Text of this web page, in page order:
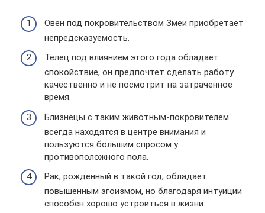
Овен под покровительством Змеи приобретает
непредсказуемость.
Телец под влиянием этого года обладает
спокойствие, он предпочтет сделать работу
качественно и не посмотрит на затраченное
время.
Близнецы с таким животным-покровителем
всегда находятся в центре внимания и
пользуются большим спросом у
противоположного пола.
Рак, рожденный в такой год, обладает
повышенным эгоизмом, но благодаря интуиции
способен хорошо устроиться в жизни.